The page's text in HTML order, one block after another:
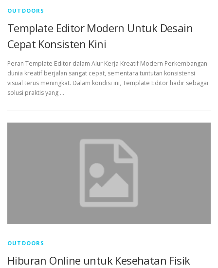
OUTDOORS
Template Editor Modern Untuk Desain
Cepat Konsisten Kini
Peran Template Editor dalam Alur Kerja Kreatif Modern Perkembangan
dunia kreatif berjalan sangat cepat, sementara tuntutan konsistensi
visual terus meningkat. Dalam kondisi ini, Template Editor hadir sebagai
solusi praktis yang …
OUTDOORS
Hiburan Online untuk Kesehatan Fisik